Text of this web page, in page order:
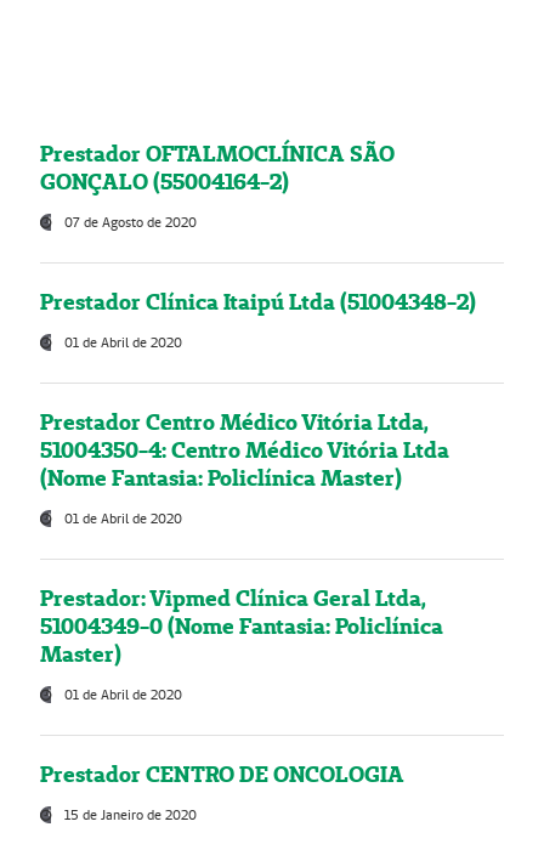
Prestador OFTALMOCLÍNICA SÃO
GONÇALO (55004164-2)
07 de Agosto de 2020
Prestador Clínica Itaipú Ltda (51004348-2)
01 de Abril de 2020
Prestador Centro Médico Vitória Ltda,
51004350-4: Centro Médico Vitória Ltda
(Nome Fantasia: Policlínica Master)
01 de Abril de 2020
Prestador: Vipmed Clínica Geral Ltda,
51004349-0 (Nome Fantasia: Policlínica
Master)
01 de Abril de 2020
Prestador CENTRO DE ONCOLOGIA
15 de Janeiro de 2020